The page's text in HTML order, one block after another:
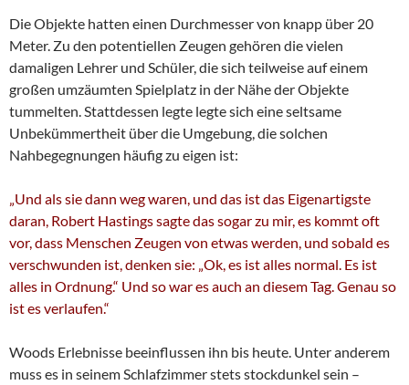
Die Objekte hatten einen Durchmesser von knapp über 20
Meter. Zu den potentiellen Zeugen gehören die vielen
damaligen Lehrer und Schüler, die sich teilweise auf einem
großen umzäumten Spielplatz in der Nähe der Objekte
tummelten. Stattdessen legte legte sich eine seltsame
Unbekümmertheit über die Umgebung, die solchen
Nahbegegnungen häufig zu eigen ist:
„Und als sie dann weg waren, und das ist das Eigenartigste
daran, Robert Hastings sagte das sogar zu mir, es kommt oft
vor, dass Menschen Zeugen von etwas werden, und sobald es
verschwunden ist, denken sie: „Ok, es ist alles normal. Es ist
alles in Ordnung.“ Und so war es auch an diesem Tag. Genau so
ist es verlaufen.“
Woods Erlebnisse beeinflussen ihn bis heute. Unter anderem
muss es in seinem Schlafzimmer stets stockdunkel sein –